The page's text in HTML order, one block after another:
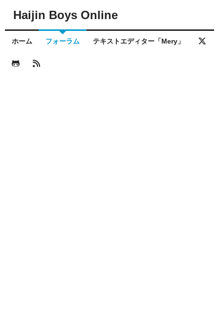
Haijin Boys Online
ホーム フォーラム テキストエディター「Mery」